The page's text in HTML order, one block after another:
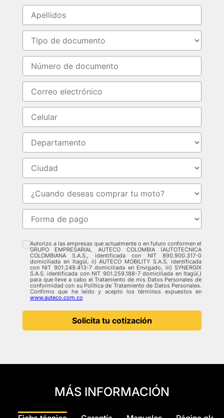
Autorizo a las empresas que actualmente o en futuro conformen el
GRUPO EMPRESARIAL AUTECO COLOMBIA (AUTOTECNICA
COLOMBIANA S.A.S., identificada con NIT 890.900.317-0
domiciliada en Itagüí, ii) AUTECO MOBILITY S.A.S. identificada
con NIT 901.249.413-7 domiciliada en Envigado, iii) SYNERGIX
S.A.S. identificada con NIT 901.259.188-7 domiciliada en Itagüí,)
para que lleve a cabo el Tratamiento de mis Datos Personales de
conformidad con su Política de Tratamiento de Datos Personales.
Confirmo que he leído y acepto los términos expuestos en
www.auteco.com.co
Solicita tu cotización
MÁS INFORMACIÓN